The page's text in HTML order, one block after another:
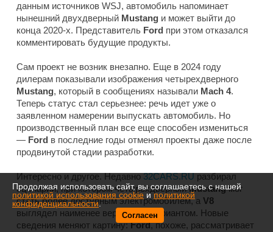
данным источников WSJ, автомобиль напоминает
нынешний двухдверный Mustang и может выйти до
конца 2020-х. Представитель Ford при этом отказался
комментировать будущие продукты.
Сам проект не возник внезапно. Еще в 2024 году
дилерам показывали изображения четырехдверного
Mustang, который в сообщениях называли Mach 4.
Теперь статус стал серьезнее: речь идет уже о
заявленном намерении выпускать автомобиль. Но
производственный план все еще способен измениться
— Ford в последние годы отменял проекты даже после
продвинутой стадии разработки.
Интересно и другое. Недавно32CARS.RUразбирал
сценарий, при котором четырехдверныйMustangмог
стать более доступным электромобилем, а V8
выглядел наименее вероятным вариантом. Новые
сведения меняют картину:Ford, похоже, рассматривает
Продолжая использовать сайт, вы соглашаетесь с нашей
политикой использования cookieиполитикой
конфиденциальности.
Согласен